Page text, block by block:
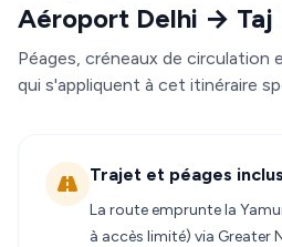
Aéroport Delhi → Taj
Péages, créneaux de circulation
qui s'appliquent à cet itinéraire
Trajet et péages inclus
La route emprunte la
à accès limité) via Greater